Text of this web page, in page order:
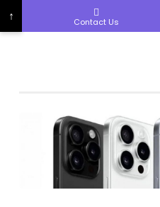
PRECIOS DE
ANDORRA
↑ Contact Us